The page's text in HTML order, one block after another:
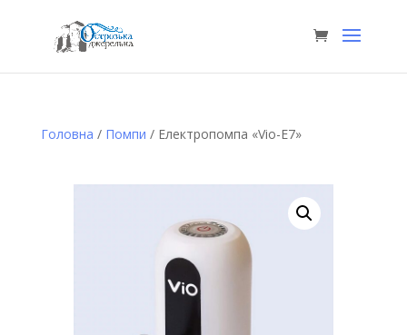
Головна / Помпи / Електропомпа «Vio-E7»